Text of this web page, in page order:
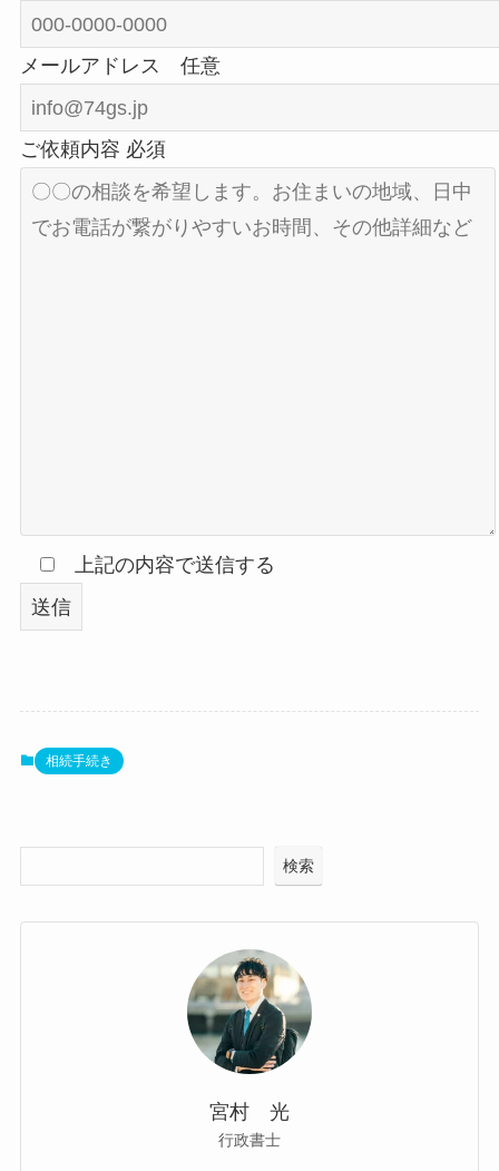
メールアドレス 任意
ご依頼内容 必須
上記の内容で送信する
相続手続き
検索
宮村 光
行政書士